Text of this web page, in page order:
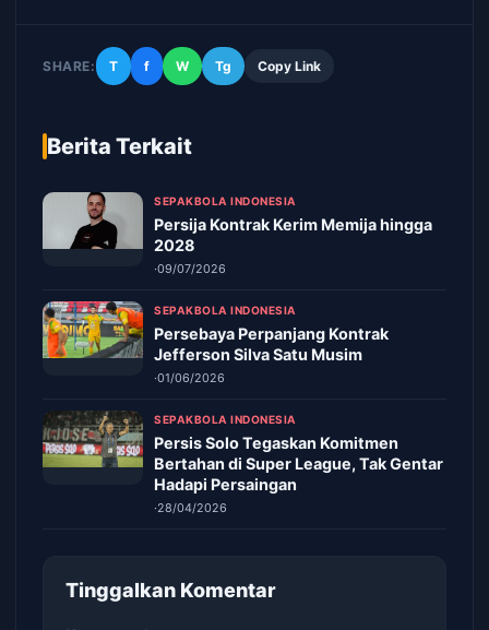
SHARE: T f W Tg Copy Link
Berita Terkait
SEPAKBOLA INDONESIA
Persija Kontrak Kerim Memija hingga
2028
·09/07/2026
SEPAKBOLA INDONESIA
Persebaya Perpanjang Kontrak
Jefferson Silva Satu Musim
·01/06/2026
SEPAKBOLA INDONESIA
Persis Solo Tegaskan Komitmen
Bertahan di Super League, Tak Gentar
Hadapi Persaingan
·28/04/2026
Tinggalkan Komentar